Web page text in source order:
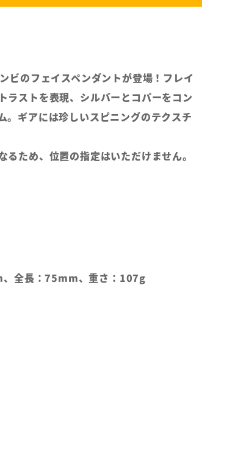
ビのフェイスペンダントが登場！フレイ
ラストを表現、シルバーとコパーをコン
。ギアには珍しいスピニングのテクスチ
ため、位置の指定はいただけません。
全長：75mm、重さ：107g